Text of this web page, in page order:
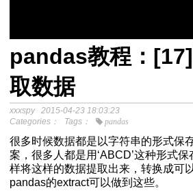
介模
析SPSS视频教程
pandas教程：
取数据
xxxspy
2015-04-23 18:03:23
Categories：
Tags： pandas
很多时候数据都是以字符串的形式保
案，很多人都是用‘ABCD’这种形式
样将这样的数据提取出来，转换成可
pandas的extract可以做到这些。